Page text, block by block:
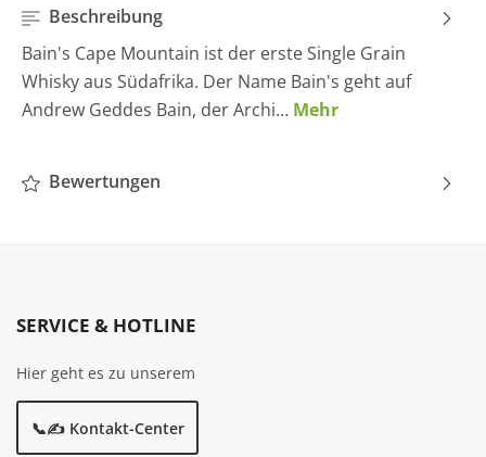
Beschreibung
Bain's Cape Mountain ist der erste Single Grain
Whisky aus Südafrika. Der Name Bain's geht auf
Andrew Geddes Bain, der Archi… Mehr
Bewertungen
SERVICE & HOTLINE
Hier geht es zu unserem
📞✍️ Kontakt-Center